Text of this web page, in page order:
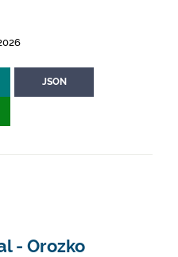
JSON
- Orozko